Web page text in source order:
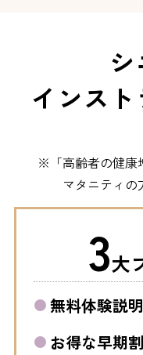
インス
※「高齢者の健康
マタニティの
3大
無料体験説
お得な早期